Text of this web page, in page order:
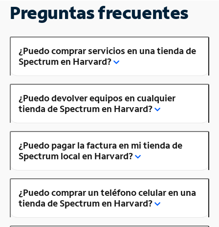
Preguntas frecuentes
¿Puedo comprar servicios en una tienda de
Spectrum en Harvard?
¿Puedo devolver equipos en cualquier
tienda de Spectrum en Harvard?
¿Puedo pagar la factura en mi tienda de
Spectrum local en Harvard?
¿Puedo comprar un teléfono celular en una
tienda de Spectrum en Harvard?